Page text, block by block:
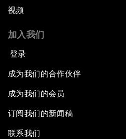
视频
加入我们
登录
成为我们的合作伙伴
成为我们的会员
订阅我们的新闻稿
联系我们